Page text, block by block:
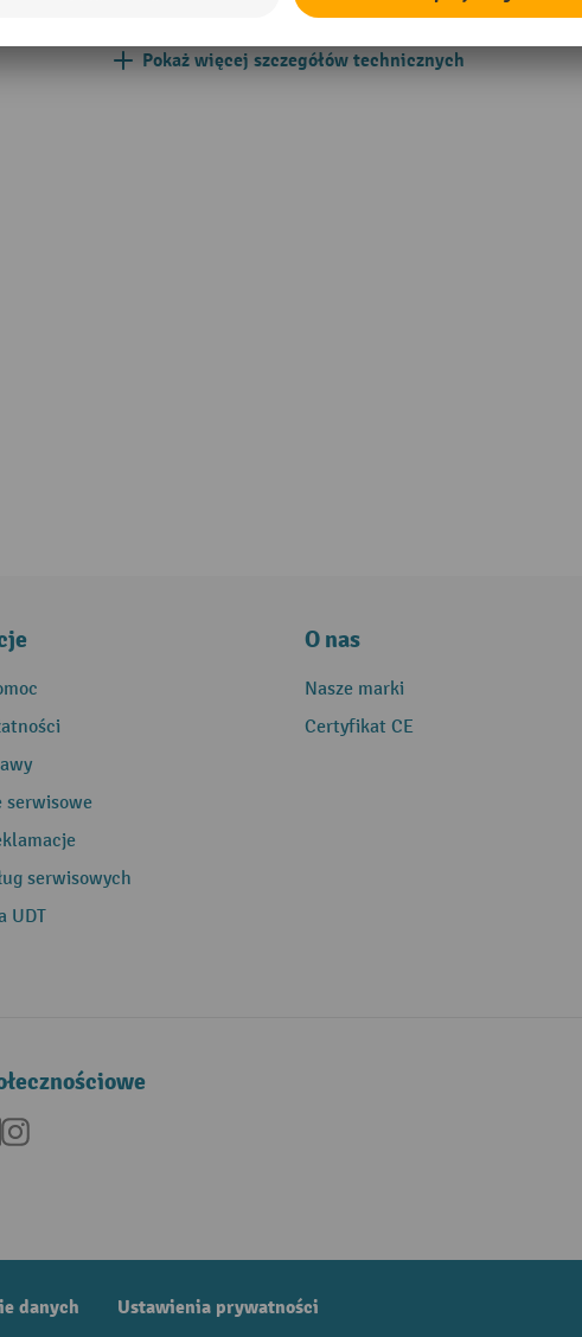
Pokaż więcej szczegółów technicznych
serwisowe
serwisowych
UDT
O nas
Nasze marki
Certyfikat CE
LinkedInInstagram
danych Ustawienia prywatności